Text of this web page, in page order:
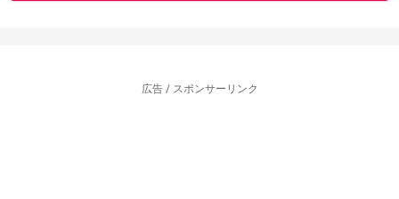
広告 / スポンサーリンク